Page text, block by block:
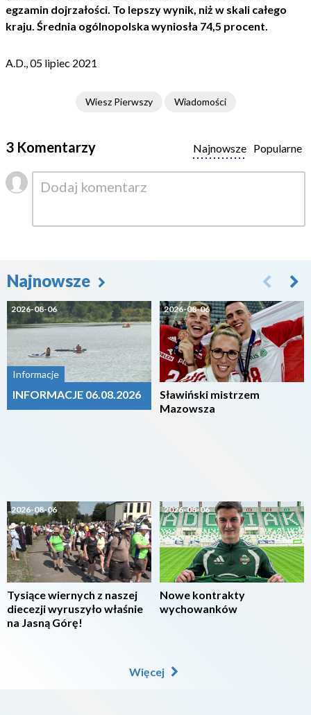
egzamin dojrzałości. To lepszy wynik, niż w skali całego
kraju. Średnia ogólnopolska wyniosła 74,5 procent.
A.D., 05 lipiec 2021
Wiesz Pierwszy Wiadomości
3 Komentarzy Popularne
Najnowsze
Najnowsze
2026-08-06
Informacje
INFORMACJE 06.08.2026
2026-08-06
Tysiące wiernych z naszej
diecezji wyruszyło właśnie
na Jasną Górę!
2026-08-06
Sławiński mistrzem
Mazowsza
2026-08-06
Nowe kontrakty
wychowanków
Więcej